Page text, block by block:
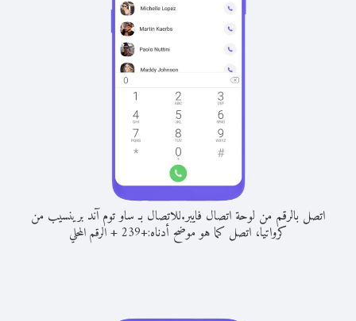
اتصل بالرقم من لوحة اتصال فايبر.للاتصال بـ ساو توم آند برينسيب من
كرواتيا، اتصل كما هو موضح أدناه:+
239
+الرقم المحلي